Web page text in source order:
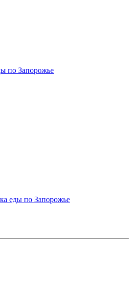
еды по Запорожье